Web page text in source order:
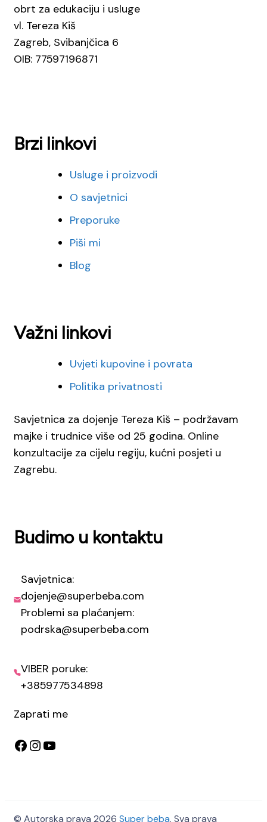
obrt za edukaciju i usluge
vl. Tereza Kiš
Zagreb, Svibanjčica 6
OIB: 77597196871
Brzi linkovi
Usluge i proizvodi
O savjetnici
Preporuke
Piši mi
Blog
Važni linkovi
Uvjeti kupovine i povrata
Politika privatnosti
Savjetnica za dojenje Tereza Kiš – podržavam
majke i trudnice više od 25 godina. Online
konzultacije za cijelu regiju, kućni posjeti u
Zagrebu.
Budimo u kontaktu
Savjetnica:
dojenje@superbeba.com
Problemi sa plaćanjem:
podrska@superbeba.com
VIBER poruke:
+385977534898
Zaprati me
Facebook
Instagram
YouTube
© Autorska prava 2026 Super beba. Sva prava